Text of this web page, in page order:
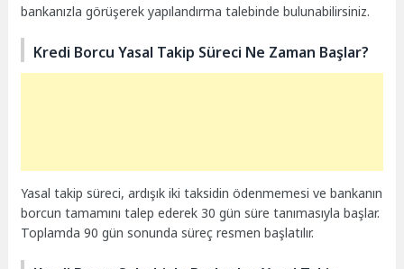
bankanızla görüşerek yapılandırma talebinde bulunabilirsiniz.
Kredi Borcu Yasal Takip Süreci Ne Zaman Başlar?
Yasal takip süreci, ardışık iki taksidin ödenmemesi ve bankanın
borcun tamamını talep ederek 30 gün süre tanımasıyla başlar.
Toplamda 90 gün sonunda süreç resmen başlatılır.